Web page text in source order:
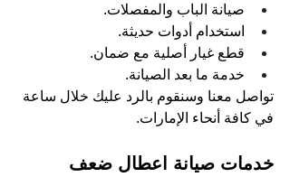
صيانة الباب والمفصلات.
استخدام أدوات حديثة.
قطع غيار أصلية مع ضمان.
خدمة ما بعد الصيانة.
تواصل معنا وسنقوم بالرد عليك خلال ساعة
في كافة أنحاء الإمارات.
خدمات صيانة اعطال ضعف